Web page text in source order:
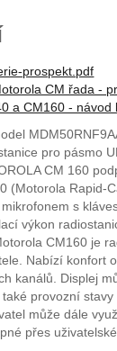
prospekt.pdf
CM řada -
a CM160 - návod
pro pásmo
CM 160
(Motorola Rapid-
s
výkon
CM160 je
Nabízí konfort
kanálů. Displej
provozní
může dále
přes